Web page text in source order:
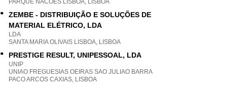
PARQUE NACOES LISBOA, LISBOA
ZEMBE - DISTRIBUIÇÃO E SOLUÇÕES DE
MATERIAL ELÉTRICO, LDA
LDA
SANTA MARIA OLIVAIS LISBOA, LISBOA
PRESTIGE RESULT, UNIPESSOAL, LDA
UNIP
UNIAO FREGUESIAS OEIRAS SAO JULIAO BARRA
PACO ARCOS CAXIAS, LISBOA